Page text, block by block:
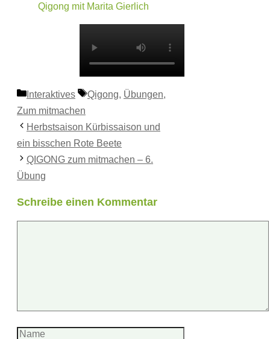
Qigong mit Marita Gierlich
Kategorien
Interaktives Schlagwörter
Qigong, Übungen,
Zum mitmachen
Herbstsaison Kürbissaison und
ein bisschen Rote Beete
QIGONG zum mitmachen – 6.
Übung
Schreibe einen Kommentar
Name